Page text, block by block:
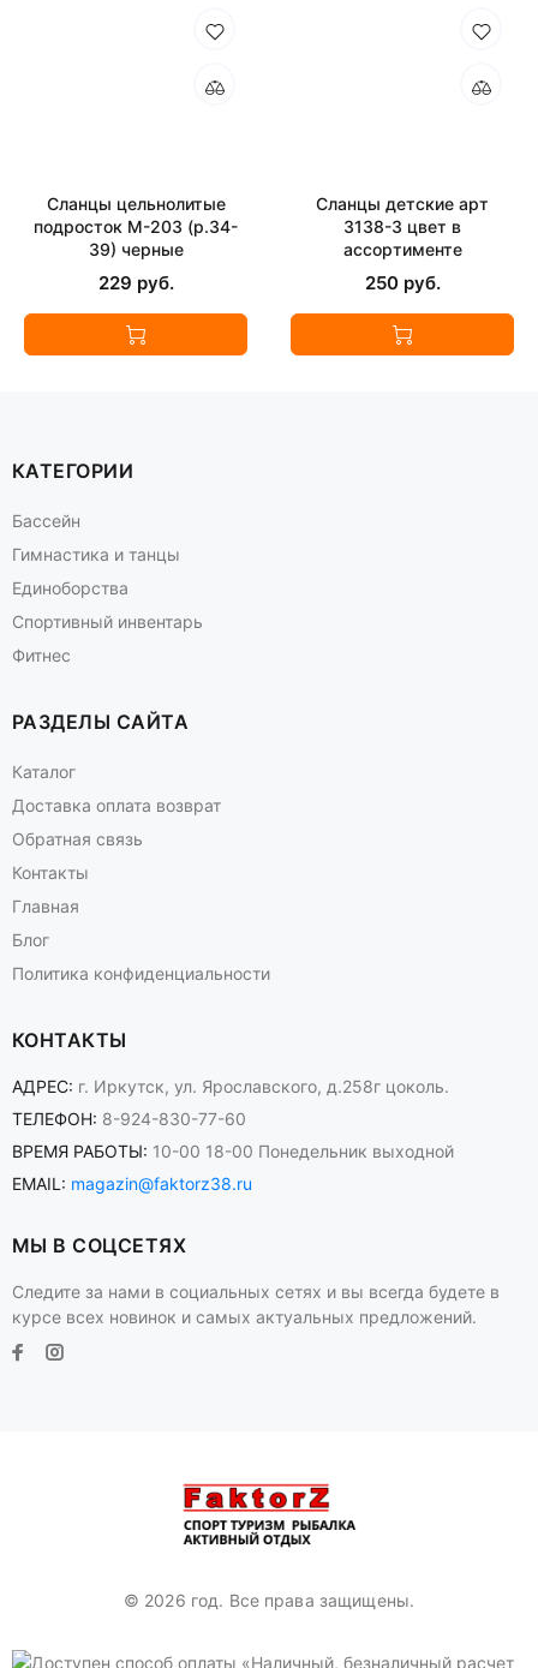
Сланцы цельнолитые
подросток М-203 (р.34-
39) черные
229 руб.
Сланцы детские арт
3138-3 цвет в
ассортименте
250 руб.
КАТЕГОРИИ
Бассейн
Гимнастика и танцы
Единоборства
Спортивный инвентарь
Фитнес
РАЗДЕЛЫ САЙТА
Каталог
Доставка оплата возврат
Обратная связь
Контакты
Главная
Блог
Политика конфиденциальности
КОНТАКТЫ
АДРЕС: г. Иркутск, ул. Ярославского, д.258г цоколь.
ТЕЛЕФОН: 8-924-830-77-60
ВРЕМЯ РАБОТЫ: 10-00 18-00 Понедельник выходной
EMAIL: magazin@faktorz38.ru
МЫ В СОЦСЕТЯХ
Следите за нами в социальных сетях и вы всегда будете в
курсе всех новинок и самых актуальных предложений.
© 2026 год. Все права защищены.